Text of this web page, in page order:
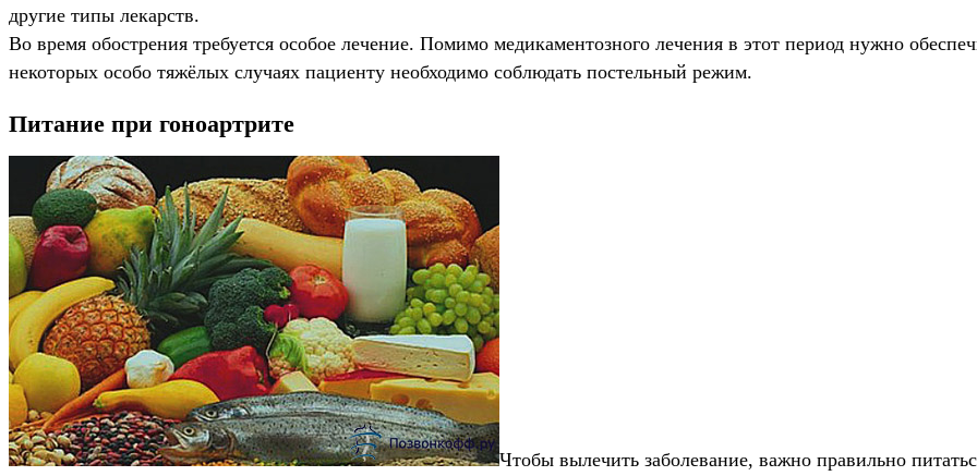
другие типы лекарств.
Во время обострения требуется особое лечение. Помимо медикаментозного лечения в этот период нужно
некоторых особо тяжёлых случаях пациенту необходимо соблюдать постельный режим.
Питание при гоноартрите
Чтобы вылечить заболевание, важно правильно